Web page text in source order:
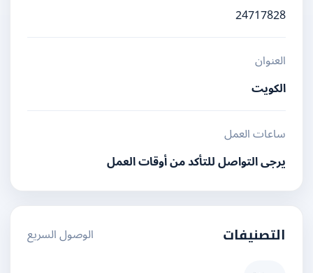
24717828
العنوان
الكويت
ساعات العمل
يرجى التواصل للتأكد من أوقات العمل
التصنيفات الوصول السريع